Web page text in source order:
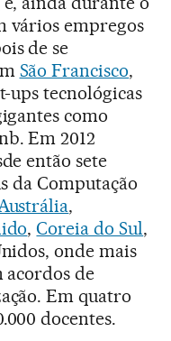
vários empregos
de se
São Francisco,
ups tecnológicas
como
Em 2012
então sete
da Computação
,
,Coreia do Sul,
onde mais
acordos de
Em quatro
docentes.